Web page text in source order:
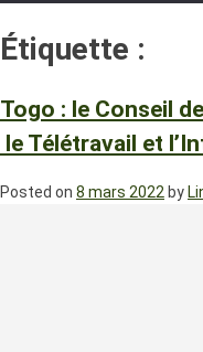
Étiquette :
Togo : le Conseil
le Télétravail et
Posted on 8 mars 2022 by